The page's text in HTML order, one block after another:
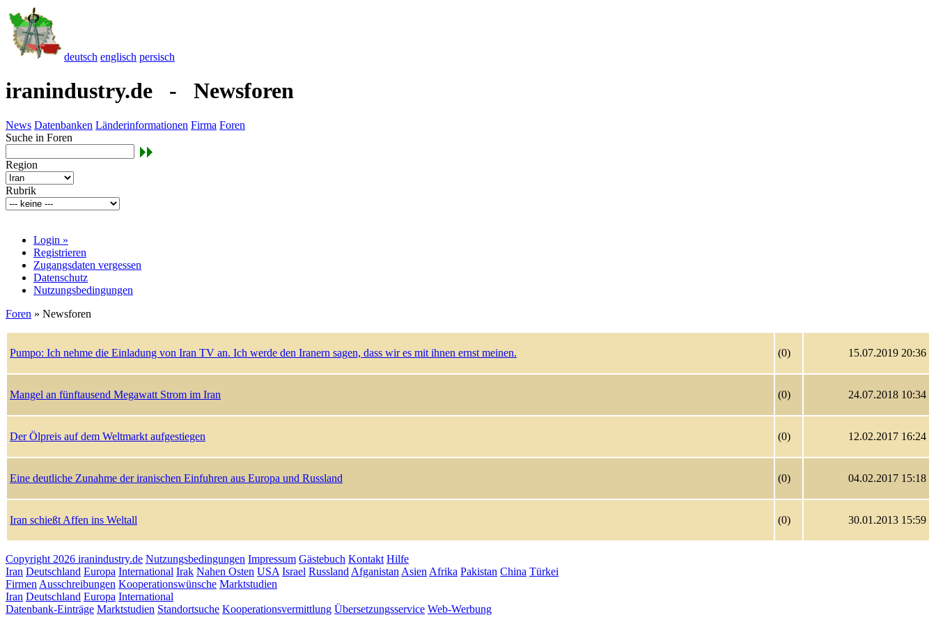
deutsch englisch persisch
iranindustry.de - Newsforen
News Datenbanken Länderinformationen Firma Foren
Suche in Foren
Region
Rubrik
Login »
Registrieren
Zugangsdaten vergessen
Datenschutz
Nutzungsbedingungen
Foren » Newsforen
Pumpo: Ich nehme die Einladung von Iran TV an. Ich werde den Iranern sagen, dass wir es mit ihnen ernst meinen. (0) 15.07.2019 20:36
Mangel an fünftausend Megawatt Strom im Iran (0) 24.07.2018 10:34
Der Ölpreis auf dem Weltmarkt aufgestiegen (0) 12.02.2017 16:24
Eine deutliche Zunahme der iranischen Einfuhren aus Europa und Russland (0) 04.02.2017 15:18
Iran schießt Affen ins Weltall (0) 30.01.2013 15:59
Copyright 2026 iranindustry.de Nutzungsbedingungen Impressum Gästebuch Kontakt Hilfe
Iran Deutschland Europa International Irak Nahen Osten USA Israel Russland Afganistan Asien Afrika Pakistan China Türkei
Firmen Ausschreibungen Kooperationswünsche Marktstudien
Iran Deutschland Europa International
Datenbank-Einträge Marktstudien Standortsuche Kooperationsvermittlung Übersetzungsservice Web-Werbung